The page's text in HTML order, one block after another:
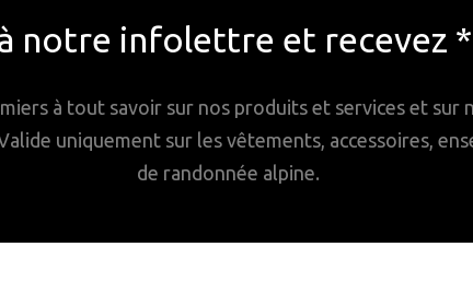
notre infolettre et recevez
à tout savoir sur nos produits et services et sur
uniquement sur les vêtements, accessoires,
de randonnée alpine.